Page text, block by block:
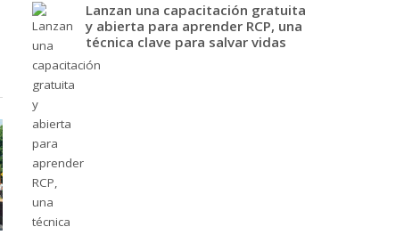
Lanzan una capacitación gratuita
y abierta para aprender RCP, una
técnica clave para salvar vidas